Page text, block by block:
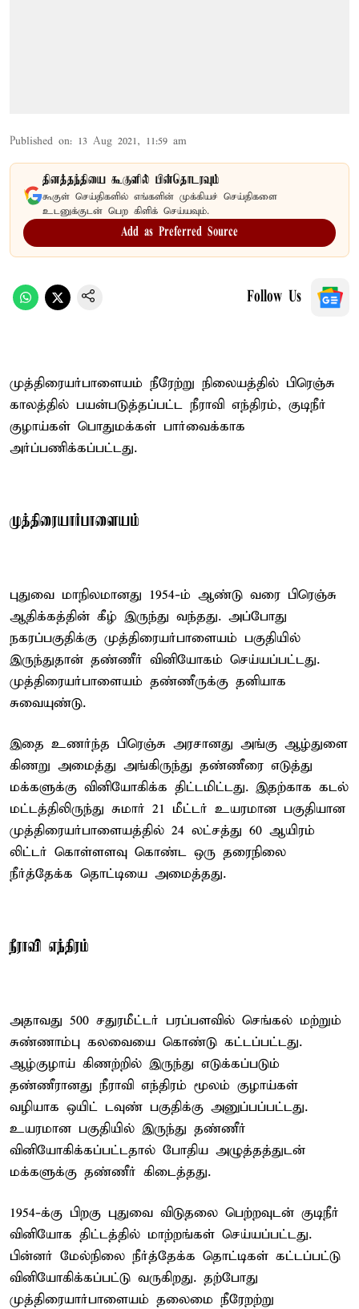
Published on: 13 Aug 2021, 11:59 am
தினத்தந்தியை கூகுளில் பின்தொடரவும்
கூகுள் செய்திகளில் எங்களின் முக்கியச் செய்திகளை
உடனுக்குடன் பெற கிளிக் செய்யவும்.
Add as Preferred Source
Follow Us
முத்திரையர்பாளையம் நீரேற்று நிலையத்தில் பிரெஞ்சு
காலத்தில் பயன்படுத்தப்பட்ட நீராவி எந்திரம், குடிநீர்
குழாய்கள் பொதுமக்கள் பார்வைக்காக
அர்ப்பணிக்கப்பட்டது.
முத்திரையார்பாளையம்
புதுவை மாநிலமானது 1954-ம் ஆண்டு வரை பிரெஞ்சு
ஆதிக்கத்தின் கீழ் இருந்து வந்தது. அப்போது
நகரப்பகுதிக்கு முத்திரையர்பாளையம் பகுதியில்
இருந்துதான் தண்ணீர் வினியோகம் செய்யப்பட்டது.
முத்திரையர்பாளையம் தண்ணீருக்கு தனியாக
சுவையுண்டு.
இதை உணர்ந்த பிரெஞ்சு அரசானது அங்கு ஆழ்துளை
கிணறு அமைத்து அங்கிருந்து தண்ணீரை எடுத்து
மக்களுக்கு வினியோகிக்க திட்டமிட்டது. இதற்காக கடல்
மட்டத்திலிருந்து சுமார் 21 மீட்டர் உயரமான பகுதியான
முத்திரையர்பாளையத்தில் 24 லட்சத்து 60 ஆயிரம்
லிட்டர் கொள்ளளவு கொண்ட ஒரு தரைநிலை
நீர்த்தேக்க தொட்டியை அமைத்தது.
நீராவி எந்திரம்
அதாவது 500 சதுரமீட்டர் பரப்பளவில் செங்கல் மற்றும்
சுண்ணாம்பு கலவையை கொண்டு கட்டப்பட்டது.
ஆழ்குழாய் கிணற்றில் இருந்து எடுக்கப்படும்
தண்ணீரானது நீராவி எந்திரம் மூலம் குழாய்கள்
வழியாக ஒயிட் டவுண் பகுதிக்கு அனுப்பப்பட்டது.
உயரமான பகுதியில் இருந்து தண்ணீர்
வினியோகிக்கப்பட்டதால் போதிய அழுத்தத்துடன்
மக்களுக்கு தண்ணீர் கிடைத்தது.
1954-க்கு பிறகு புதுவை விடுதலை பெற்றவுடன் குடிநீர்
வினியோக திட்டத்தில் மாற்றங்கள் செய்யப்பட்டது.
பின்னர் மேல்நிலை நீர்த்தேக்க தொட்டிகள் கட்டப்பட்டு
வினியோகிக்கப்பட்டு வருகிறது. தற்போது
முத்திரையார்பாளையம் தலைமை நீரேறற்று